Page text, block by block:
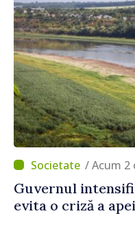
/ Acum
Guvernul
evita o criză a